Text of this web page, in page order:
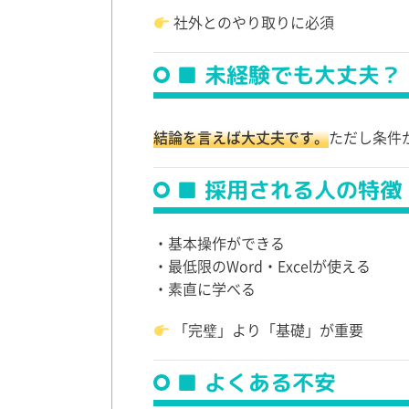
社外とのやり取りに必須
■ 未経験でも大丈夫？
結論を言えば大丈夫です。ただし条件
■ 採用される人の特徴
・基本操作ができる
・最低限のWord・Excelが使える
・素直に学べる
「完璧」より「基礎」が重要
■ よくある不安